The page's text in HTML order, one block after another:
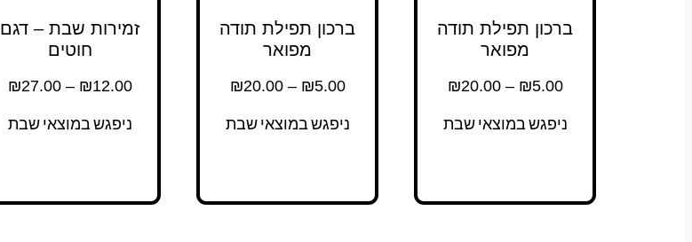
ברכון תפילת תודה
מפואר
₪5.00
–
₪20.00
ניפגש במוצאי שבת
ברכון תפילת תודה
מפואר
₪5.00
–
₪20.00
ניפגש במוצאי שבת
זמירות שבת – דגם
חוטים
₪12.00
–
₪27.00
ניפגש במוצאי שבת